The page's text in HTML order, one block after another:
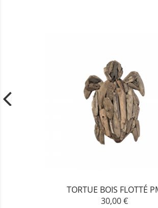
TORTUE BOIS FLOTTÉ
Prix
30,00 €